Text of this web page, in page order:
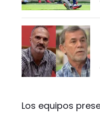
Los equipos